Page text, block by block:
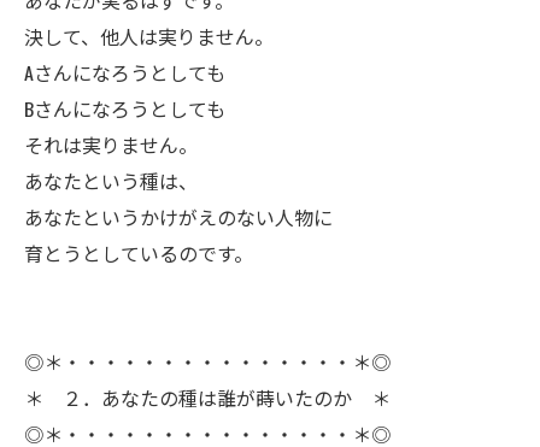
決して、他人は実りません。
Aさんになろうとしても
Bさんになろうとしても
それは実りません。
あなたという種は、
あなたというかけがえのない人物に
育とうとしているのです。
◎＊・・・・・・・・・・・・・・・＊◎
＊ ２．あなたの種は誰が蒔いたのか ＊
◎＊・・・・・・・・・・・・・・・＊◎